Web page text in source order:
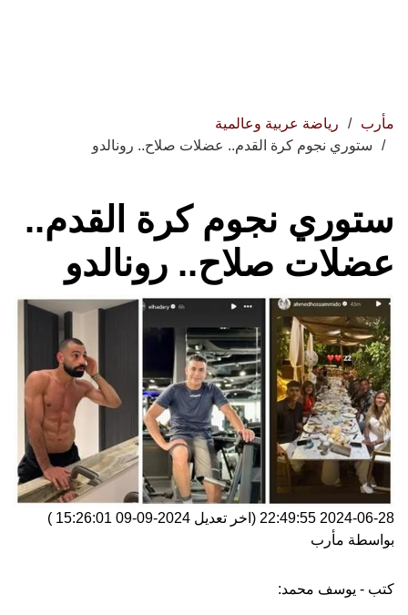
مأرب
رياضة عربية وعالمية
ستوري نجوم كرة القدم.. عضلات صلاح.. رونالدو
ستوري نجوم كرة القدم..
عضلات صلاح.. رونالدو
2024-06-28 22:49:55 (اخر تعديل 2024-09-09 15:26:01
)
بواسطة مأرب
كتب - يوسف محمد: